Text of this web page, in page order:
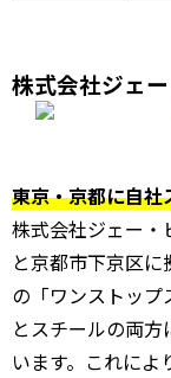
株式会社ジェ
東京・京都に自社
株式会社ジェー・
と京都市下京区
の「ワンストッ
とスチールの両
います。これに